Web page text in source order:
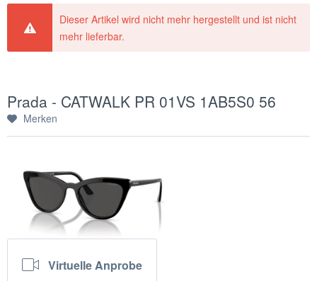
Dieser Artikel wird nicht mehr hergestellt und ist nicht
mehr lieferbar.
Prada - CATWALK PR 01VS 1AB5S0 56
Merken
Virtuelle Anprobe